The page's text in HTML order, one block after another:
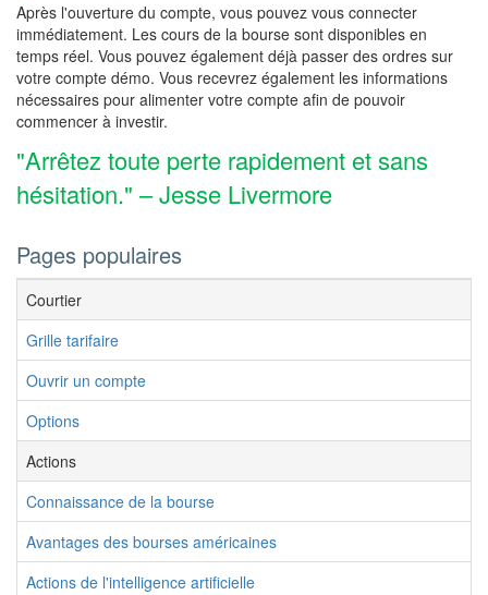
Après l'ouverture du compte, vous pouvez vous connecter
immédiatement. Les cours de la bourse sont disponibles en
temps réel. Vous pouvez également déjà passer des ordres sur
votre compte démo. Vous recevrez également les informations
nécessaires pour alimenter votre compte afin de pouvoir
commencer à investir.
"Arrêtez toute perte rapidement et sans
hésitation." – Jesse Livermore
Pages populaires
Courtier
Grille tarifaire
Ouvrir un compte
Options
Actions
Connaissance de la bourse
Avantages des bourses américaines
Actions de l'intelligence artificielle